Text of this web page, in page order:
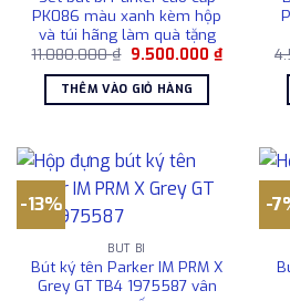
PK086 màu xanh kèm hộp
và túi hãng làm quà tặng
11.080.000₫ Giá
là:
11.080.000 ₫.
9.500.000 ₫Giá
THÊM VÀO GIỎ HÀNG
-13%
BÚT BI
Bút ký tên Parker IM PRM X
Grey GT TB4 1975587 vân
-